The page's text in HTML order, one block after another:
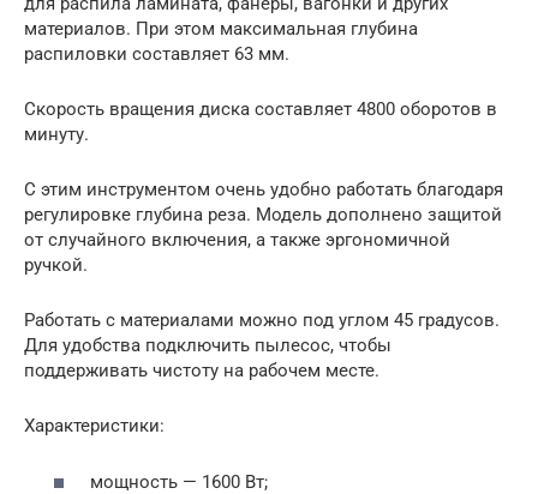
материалов. При этом максимальная глубина
распиловки составляет 63 мм.
Скорость вращения диска составляет 4800 оборотов в
минуту.
С этим инструментом очень удобно работать благодаря
регулировке глубина реза. Модель дополнено защитой
от случайного включения, а также эргономичной
ручкой.
Работать с материалами можно под углом 45 градусов.
Для удобства подключить пылесос, чтобы
поддерживать чистоту на рабочем месте.
Характеристики:
мощность — 1600 Вт;